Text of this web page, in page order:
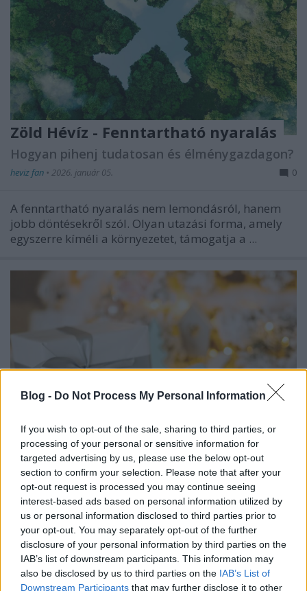
Blog - Do Not Process My Personal Information
If you wish to opt-out of the sale, sharing to third parties, or
processing of your personal or sensitive information for
targeted advertising by us, please use the below opt-out
section to confirm your selection. Please note that after your
opt-out request is processed you may continue seeing
interest-based ads based on personal information utilized by
us or personal information disclosed to third parties prior to
your opt-out. You may separately opt-out of the further
disclosure of your personal information by third parties on the
IAB’s list of downstream participants. This information may
also be disclosed by us to third parties on the IAB’s List of
Downstream Participants that may further disclose it to other
Zöld Hévíz - Fenntartható nyaralás
Hogyan pihenj tudatosan és élménygazdagon?
heviz fan • 2026. január 05. 0
A fenntartható nyaralás nem lemondásról, hanem
jobb döntésekről szól. Olyan utazási forma, amely
egyszerre kíméli a környezetet, támogatja a ...
Karácsony másképp
Miért ajándék az élmény Hévízen?
heviz fan •2025. december 15.
A karácsonyi ajándékozás egyre inkább az élmények
felé tolódik. Sokak számára ma már fontosabb a